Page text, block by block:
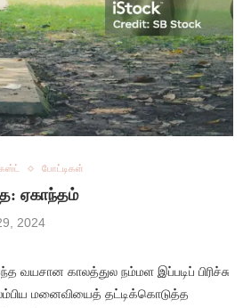
போட்டிகள்
ஏகாந்தம்
2024
வயசான காலத்துல நம்மள இப்படிப் பிரிச்சு
மனைவியைத் தட்டிக்கொடுத்த